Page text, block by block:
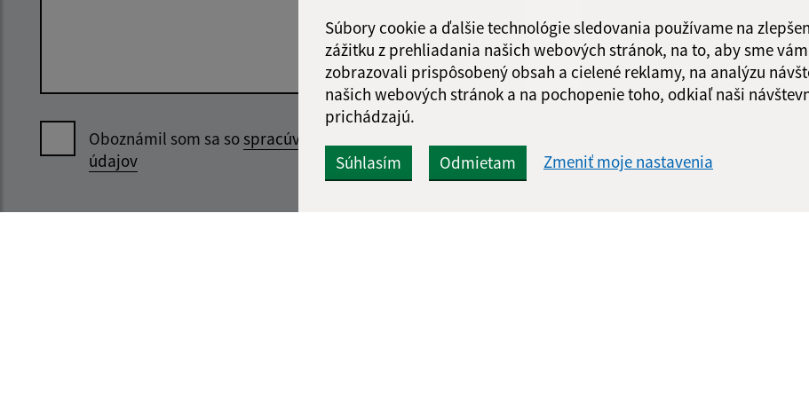
Súbory cookie a ďalšie technológie sledovania používame na
zážitku z prehliadania našich webových stránok, na to, aby sme vám
zobrazovali prispôsobený obsah a cielené reklamy, na analýzu
našich webových stránok a na pochopenie toho, odkiaľ naši
prichádzajú.
Súhlasím Odmietam Zmeniť moje nastavenia
Oboznámil som sa sospracúvaním osobných
údajov
správu
Obedňajšia prestávka: